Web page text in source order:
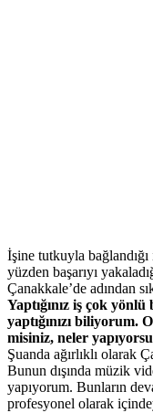
İşine tutkuyla
yüzden başarıyı
Çanakkale’de adından
Yaptığınız iş çok
yaptığınızı biliyorum.
misiniz, neler
Şuanda ağırlıklı olarak
Bunun dışında müzik
yapıyorum. Bunların
profesyonel olarak